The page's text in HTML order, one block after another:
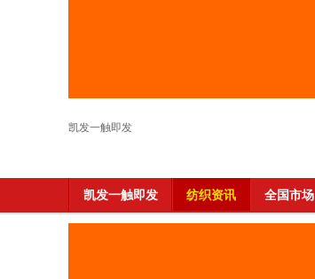
凯发一触即发
凯发一触即发 纺织资讯 全国市场